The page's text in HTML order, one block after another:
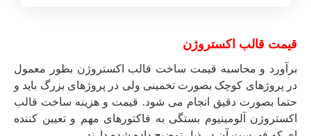
قیمت قالب اکستروژن
برآورد و محاسبه قیمت ساخت قالب اکستروژن بطور معمول
در پروژهای کوچک بصورت تخمینی ولی در پروژهای بزرگ باید و
حتما بصورت دقیق انجام می شود. قیمت و هزینه ساخت قالب
اکستروژن آلومینیوم بستگی به فاکتورهای مهم و تعیین کننده